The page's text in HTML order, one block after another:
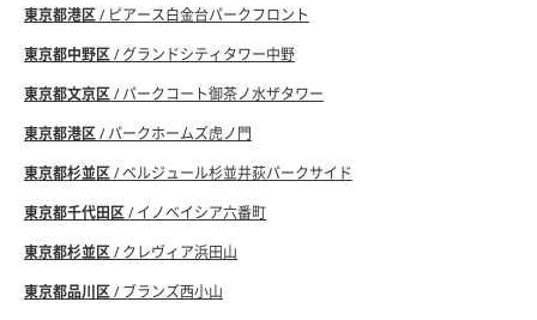
東京都港区/ ピアース白金台パークフロント
東京都中野区/ グランドシティタワー中野
東京都文京区/ パークコート御茶ノ水ザタワー
東京都港区/ パークホームズ虎ノ門
東京都杉並区/ ベルジュール杉並井荻パークサイド
東京都千代田区/ イノベイシア六番町
東京都杉並区/ クレヴィア浜田山
東京都品川区/ ブランズ西小山